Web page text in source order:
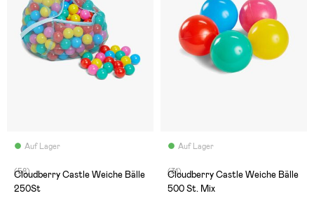
Auf Lager
(58)
Cloudberry Castle Weiche Bälle
250St
Auf Lager
(31)
Cloudberry Castle Weiche Bälle
500 St. Mix